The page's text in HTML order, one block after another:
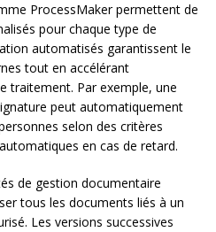
ProcessMaker permettent de
pour chaque type de
automatisés garantissent le
tout en accélérant
traitement. Par exemple, une
peut automatiquement
selon des critères
en cas de retard.
de gestion documentaire
tous les documents liés à un
Les versions successives